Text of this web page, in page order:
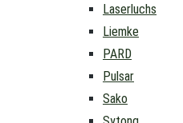
Laserluchs
Liemke
PARD
Pulsar
Sako